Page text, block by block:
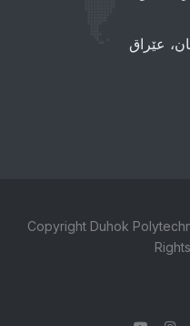
عێراق
© 2026 Copyright Duhok